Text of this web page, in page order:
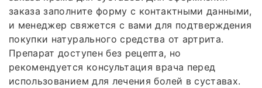
заказа заполните форму с контактными данными,
и менеджер свяжется с вами для подтверждения
покупки натурального средства от артрита.
Препарат доступен без рецепта, но
рекомендуется консультация врача перед
использованием для лечения болей в суставах.